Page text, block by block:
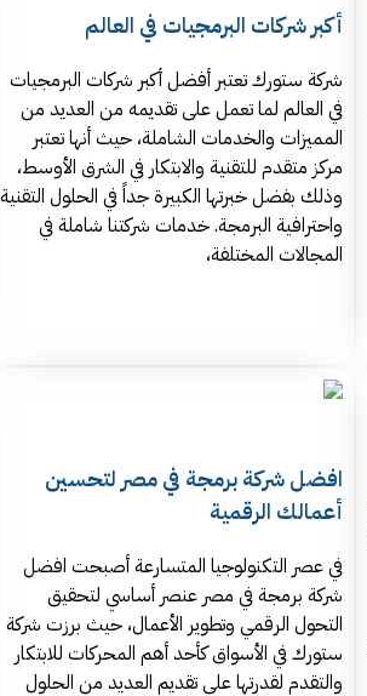
أكبر شركات البرمجيات في العالم
شركة ستورك تعتبر أفضل أكبر شركات البرمجيات
في العالم لما تعمل على تقديمه من العديد من
المميزات والخدمات الشاملة، حيث أنها تعتبر
مركز متقدم للتقنية والابتكار في الشرق الأوسط،
وذلك بفضل خبرتها الكبيرة جداً في الحلول التقنية
واحترافية البرمجة. خدمات شركتنا شاملة في
المجالات المختلفة،
افضل شركة برمجة في مصر لتحسين
أعمالك الرقمية
في عصر التكنولوجيا المتسارعة أصبحت افضل
شركة برمجة في مصر عنصر أساسي لتحقيق
التحول الرقمي وتطوير الأعمال، حيث برزت شركة
ستورك في الأسواق كأحد أهم المحركات للابتكار
والتقدم لقدرتها على تقديم العديد من الحلول